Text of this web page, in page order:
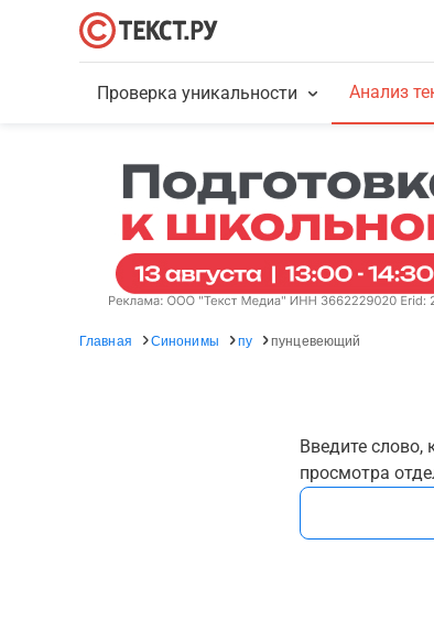
Проверка уникальности Анализ
Главная Синонимы пу пунцевеющий
Введите слово,
просмотра